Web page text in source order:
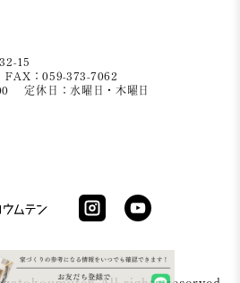
15
FAX：059-373-7062
定休日：水曜日・木曜日